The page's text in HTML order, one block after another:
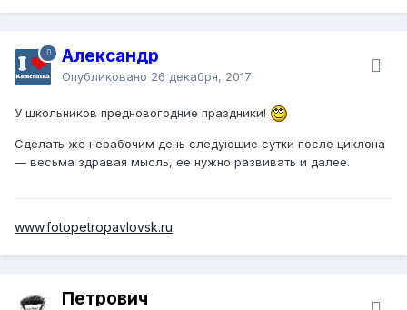
Александр
Опубликовано 26 декабря, 2017
У школьников предновогодние праздники!
Сделать же нерабочим день следующие сутки после циклона
— весьма здравая мысль, ее нужно развивать и далее.
www.fotopetropavlovsk.ru
Петрович